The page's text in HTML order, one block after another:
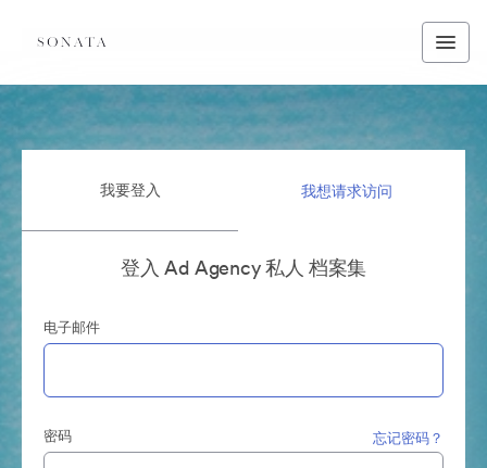
我要登入 我想请求访问
登入 Ad Agency 私人 档案集
电子邮件
密码 忘记密码？